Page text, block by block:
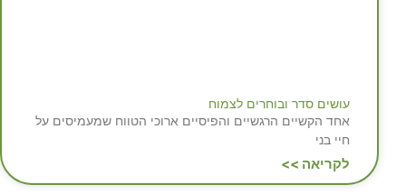
עושים סדר ובוחרים לצמוח
אחד הקשיים הרגשיים והפיסיים ארוכי הטווח שמעמיסים על
חיי בני
לקריאה >>